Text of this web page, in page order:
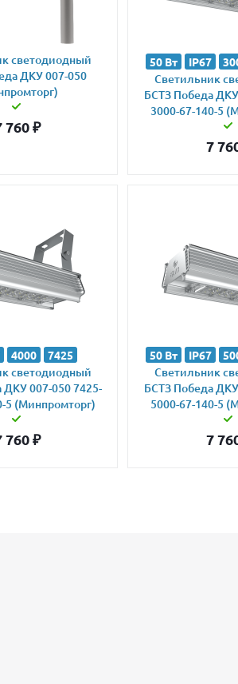
светодиодный
ДКУ 007-050
760₽
50 Вт IP67
Светильник
БСТЗ Победа
3000-67-140-5
7
4000 7425
светодиодный
007-050 7425-
5 (Минпромторг)
760₽
50 Вт IP67
Светильник
БСТЗ Победа
5000-67-140-5
7